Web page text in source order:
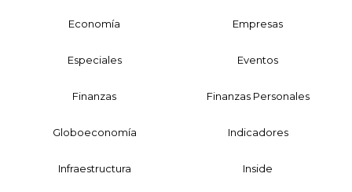
Economía Empresas
Especiales Eventos
Finanzas Finanzas Personales
Globoeconomía Indicadores
Infraestructura Inside